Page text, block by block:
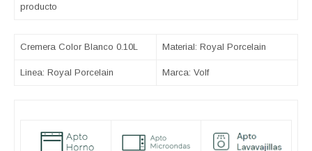
producto
Cremera Color Blanco 0.10L Material: Royal Porcelain
Linea: Royal Porcelain Marca: Volf